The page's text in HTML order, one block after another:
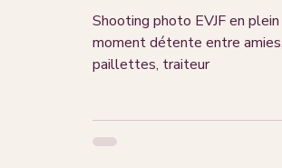
Shooting photo EVJF en
moment détente entre
paillettes, traiteur